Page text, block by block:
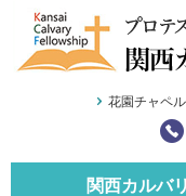
花園チャペ
関西カルバ